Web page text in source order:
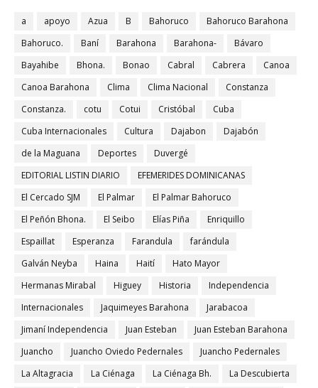
a apoyo Azua B Bahoruco
Bahoruco Barahona
Bahoruco.
Baní Barahona Barahona-
Bávaro
Bayahibe
Bhona. Bonao Cabral Cabrera
Canoa
Canoa Barahona
Clima Clima Nacional
Constanza
Constanza.
cotu Cotui Cristóbal
Cuba
Cuba Internacionales
Cultura Dajabon
Dajabón
de la Maguana
Deportes
Duvergé
EDITORIAL LISTIN DIARIO
EFEMERIDES DOMINICANAS
El Cercado SJM
El Palmar
El Palmar Bahoruco
El Peñón Bhona.
El Seibo Elías Piña
Enriquillo
Espaillat
Esperanza Farandula
farándula
Galván Neyba
Haina Haití
Hato Mayor
Hermanas Mirabal
Higuey Historia
Independencia
Internacionales
Jaquimeyes Barahona
Jarabacoa
Jimaní Independencia
Juan Esteban
Juan Esteban Barahona
Juancho
Juancho Oviedo Pedernales
Juancho Pedernales
La Altagracia
La Ciénaga La Ciénaga Bh.
La Descubierta